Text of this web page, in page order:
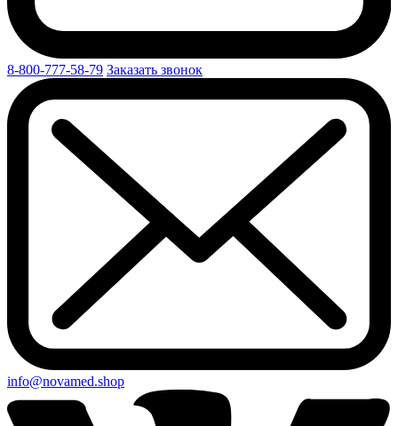
8-800-777-58-79 Заказать звонок
info@novamed.shop